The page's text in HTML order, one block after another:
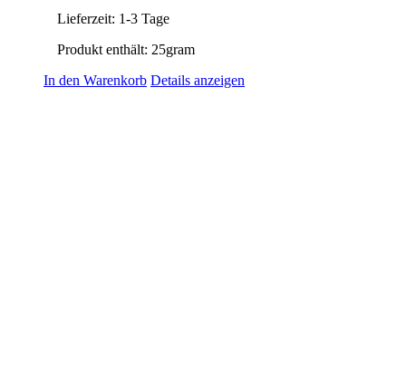
Lieferzeit: 1-3 Tage
Produkt enthält: 25gram
In den Warenkorb Details anzeigen